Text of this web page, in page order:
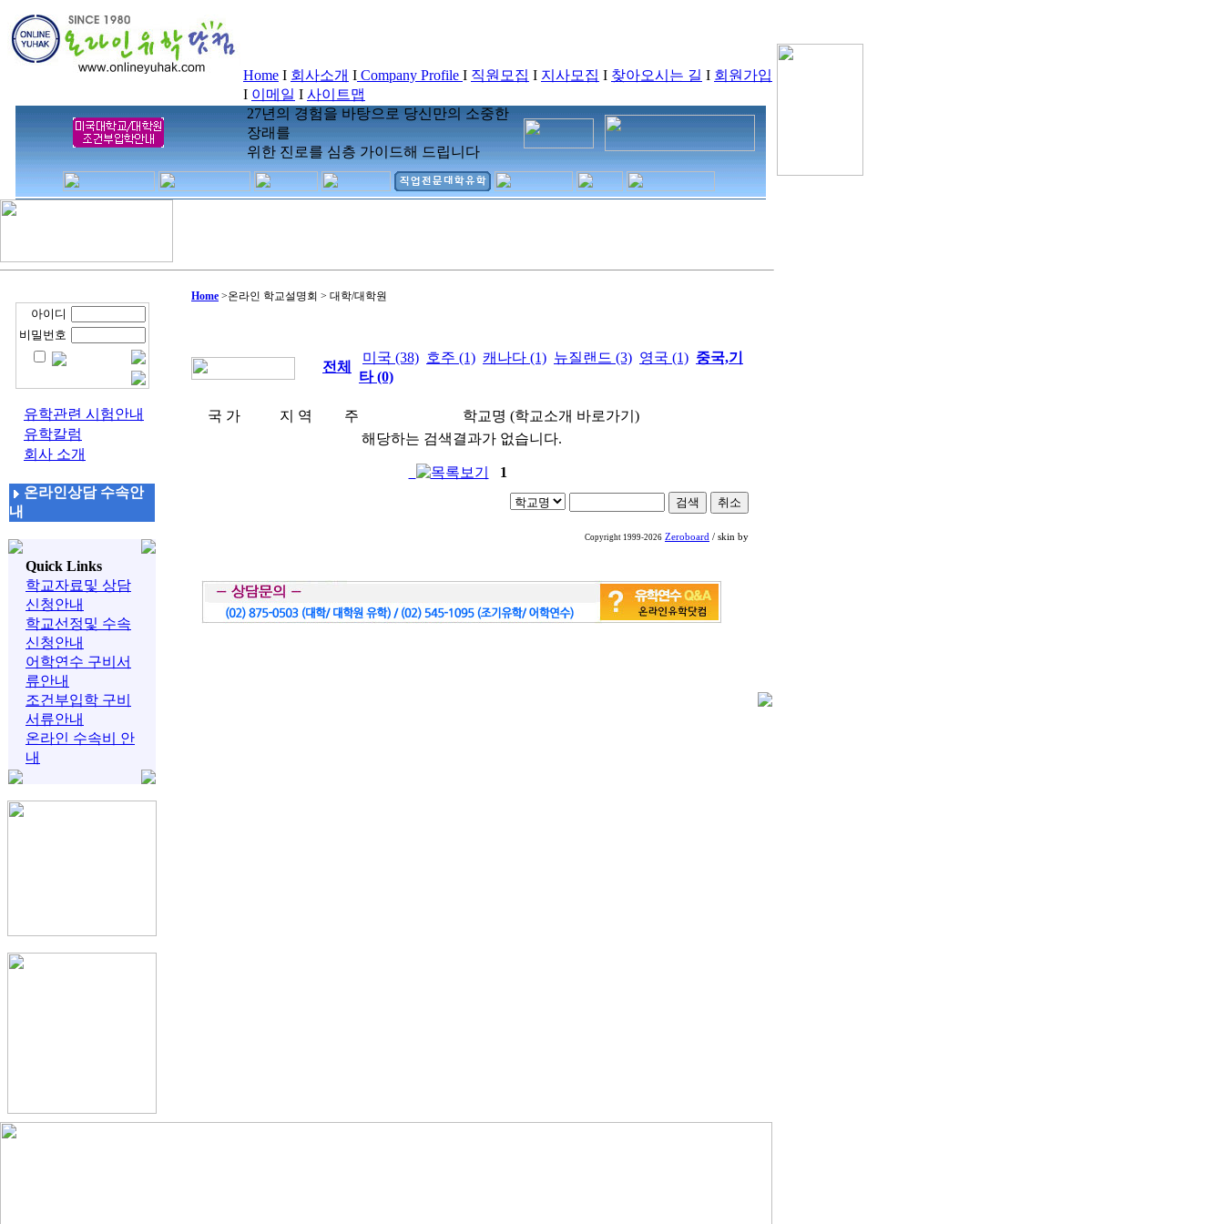
Home I 회사소개 I Company Profile I 직원모집 I 지사모집 I 찾아오시는 길 I 회원가입
I 이메일 I 사이트맵
27년의 경험을 바탕으로 당신만의 소중한
장래를
위한 진로를 심층 가이드해 드립니다
아이디
비밀번호
유학관련 시험안내
유학칼럼
회사 소개
온라인상담 수속안
내
Quick Links
학교자료및 상담
신청안내
학교선정및 수속
신청안내
어학연수 구비서
류안내
조건부입학 구비
서류안내
온라인 수속비 안
내
Home >온라인 학교설명회 > 대학/대학원
전체
미국 (38) 호주 (1) 캐나다 (1) 뉴질랜드 (3) 영국 (1) 중국,기
타 (0)
국 가 지 역 주
학교명 (학교소개 바로가기)
해당하는 검색결과가 없습니다.
1
Copyright 1999-2026 Zeroboard / skin by